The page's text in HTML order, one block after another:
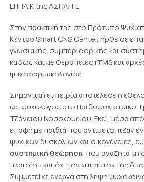
ΕΠΠΑΙΚ της ΑΣΠΑΙΤΕ.
Στην πρακτική της στο Πρότυπο
Κέντρο Smart CNS Center, ήρθε σε
γνωσιακής-συμπεριφορικής και
καθώς και με θεραπείες rTMS και
ψυχοφαρμακολογίας.
Σημαντική εμπειρία αποτέλεσε η
ως ψυχολόγος στο Παιδοψυχιατρικό
Τζάνειου Νοσοκομείου. Εκεί, μέσα
επαφή με παιδιά που αντιμετώπιζαν
ψυχικών δυσκολιών και οικογένειες,
συστημική θεώρηση, που αναζητά τη
πλαισίου και όχι τον «υπαίτιο» της
Συμμετείχε ενεργά στη λήψη